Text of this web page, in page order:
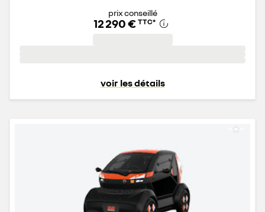
prix conseillé
12 290 € TTC*
voir les détails